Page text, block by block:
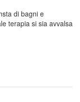
di bagni e
terapia si sia avvalsa